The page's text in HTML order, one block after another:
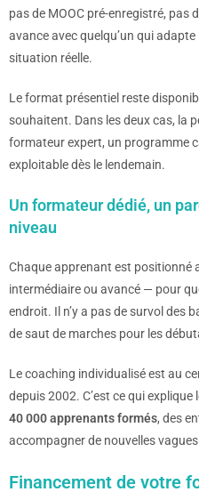
pas de MOOC pré-enregistré, pas
avance avec quelqu’un qui
situation réelle.
Le format présentiel reste
souhaitent. Dans les deux cas, la
formateur expert, un programme
exploitable dès le lendemain.
Un formateur dédié, un
niveau
Chaque apprenant est positionné
intermédiaire ou avancé — pour
endroit. Il n’y a pas de survol des
de saut de marches pour les
Le coaching individualisé est au
depuis 2002. C’est ce qui explique
40 000 apprenants formés, des
accompagner de nouvelles
Financement de votre